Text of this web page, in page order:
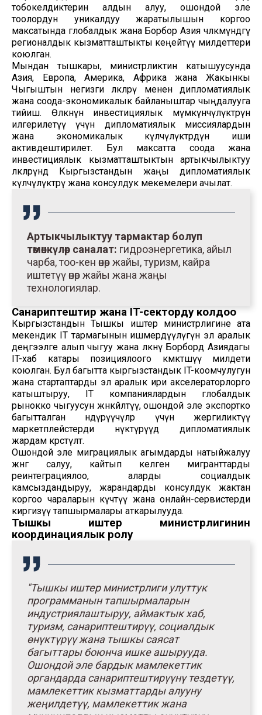
тобокелдиктерин алдын алуу, ошондой эле
тоолордун уникалдуу жаратылышын коргоо
максатында глобалдык жана Борбор Азия чөлкөмүндөгү
регионалдык кызматташтыкты кеңейтүү милдеттери
коюлган.
Мындан тышкары, министрликтин катышуусунда
Азия, Европа, Америка, Африка жана Жакынкы
Чыгыштын негизги өлкөлөрү менен дипломатиялык
жана соода-экономикалык байланыштар чыңдалууга
тийиш. Өлкөнүн инвестициялык мүмкүнчүлүктөрүн
илгерилетүү үчүн дипломатиялык миссиялардын
жана экономикалык өкүлчүлүктөрдүн иши
активдештирилет. Бул максатта соода жана
инвестициялык кызматташтыктын артыкчылыктуу
өлкөлөрүндө Кыргызстандын жаңы дипломатиялык
өкүлчүлүктөрү жана консулдук мекемелери ачылат.
Артыкчылыктуу тармактар болуп
төмөнкүлөр саналат: гидроэнергетика, айыл
чарба, тоо-кен өнөр жайы, туризм, кайра
иштетүү өнөр жайы жана жаңы
технологиялар.
Санариптештирүү жана IT-секторду колдоо
Кыргызстандын Тышкы иштер министрлигине ата
мекендик IT тармагынын ишмердүүлүгүн эл аралык
деңгээлге алып чыгуу жана өлкөнү Борборд Азиядагы
IT-хаб катары позициялоого көмөктөшүү милдети
коюлган. Бул багытта кыргызстандык IT-коомчулугун
жана стартаптарды эл аралык ири акселераторлорго
катыштыруу, IT компаниялардын глобалдык
рынокко чыгуусун жөнөкөйлөтүү, ошондой эле экспортко
багытталган өндүрүүчүлөр үчүн жергиликтүү
маркетплейстерди өнүктүрүүдө дипломатиялык
жардам көрсөтүлөт.
Ошондой эле миграциялык агымдарды натыйжалуу
жөнгө салуу, кайтып келген мигранттарды
реинтеграциялоо, аларды социалдык
камсыздандыруу, жарандарды консулдук жактан
коргоо чараларын күчөтүү жана онлайн-сервистерди
киргизүү тапшырмалары аткарылууда.
Тышкы иштер министрлигинин
координациялык ролу
"Тышкы иштер министрлиги улуттук
программанын тапшырмаларын
индустриялаштыруу, аймактык хаб,
туризм, санариптештирүү, социалдык
өнүктүрүү жана тышкы саясат
багыттары боюнча ишке ашырууда.
Ошондой эле бардык мамлекеттик
органдарда санариптештирүүнү тездетүү,
мамлекеттик кызматтарды алууну
жеңилдетүү, мамлекеттик жана